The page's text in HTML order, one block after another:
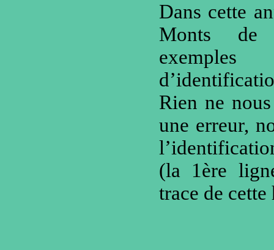
Dans cette
Monts de
Rien ne
une erreur,
(la 1ère
trace de